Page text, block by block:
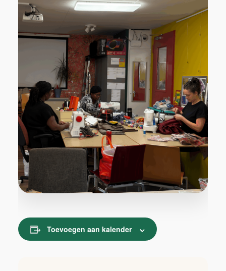
Toevoegen aan kalender